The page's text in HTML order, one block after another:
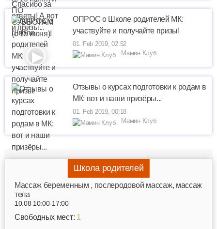
ОПРОС о Школе родителей МК:
участвуйте и получайте призы!
01. Feb 2019, 02:52
Мамин Клуб
Отзывы о курсах подготовки к родам в
МК: вот и наши призёры...
01. Feb 2019, 00:18
Мамин Клуб
Школа родителей
Mассаж беременным , послеродовой массаж, массаж
тела
10.08 10:00-17:00
Свободных мест: 1